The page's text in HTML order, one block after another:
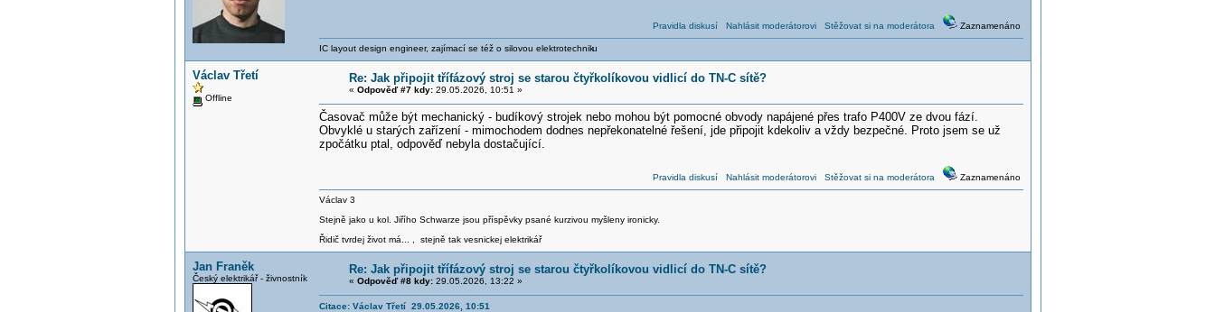
Pravidla diskusí Nahlásit moderátorovi Stěžovat si na moderátora Zaznamenáno
IC layout design engineer, zajímací se též o silovou elektrotechniku
Václav Třetí
Offline
Re: Jak připojit třífázový stroj se starou čtyřkolíkovou vidlicí do TN-C sítě?
« Odpověď #7 kdy:29.05.2026, 10:51 »
Časovač může být mechanický - budíkový strojek nebo mohou být pomocné obvody napájené přes trafo P400V ze dvou fází.
Obvyklé u starých zařízení - mimochodem dodnes nepřekonatelné řešení, jde připojit kdekoliv a vždy bezpečné. Proto jsem se už
zpočátku ptal, odpověď nebyla dostačující.
Pravidla diskusí Nahlásit moderátorovi Stěžovat si na moderátora Zaznamenáno
Václav 3
Stejně jako u kol. Jiřího Schwarze jsou příspěvky psané kurzivou myšleny ironicky.
Řidič tvrdej život má... , stejně tak vesnickej elektrikář
Jan Franěk
Český elektrikář - živnostník
Re: Jak připojit třífázový stroj se starou čtyřkolíkovou vidlicí do TN-C sítě?
« Odpověď #8 kdy:29.05.2026, 13:22 »
Citace: Václav Třetí 29.05.2026, 10:51